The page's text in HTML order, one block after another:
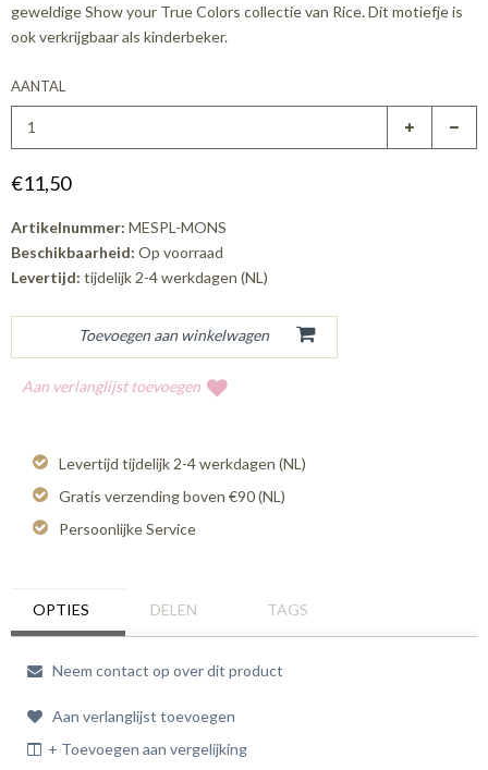
geweldige Show your True Colors collectie van Rice. Dit motiefje is
ook verkrijgbaar als kinderbeker.
AANTAL
€11,50
Artikelnummer: MESPL-MONS
Beschikbaarheid: Op voorraad
Levertijd: tijdelijk 2-4 werkdagen (NL)
Aan verlanglijst toevoegen
Levertijd tijdelijk 2-4 werkdagen (NL)
Gratis verzending boven €90 (NL)
Persoonlijke Service
OPTIES DELEN TAGS
Neem contact op over dit product
Aan verlanglijst toevoegen
+ Toevoegen aan vergelijking